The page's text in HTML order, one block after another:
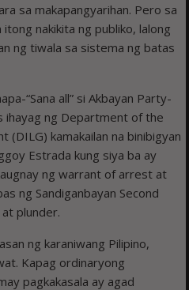
sa makapangyarihan. Pero sa
nakikita ng publiko, lalong
ng tiwala sa sistema ng batas
“Sana all” si Akbayan Party-
ihayag ng Department of the
(DILG) kamakailan na binibigyan
Estrada kung siya ba ay
ng warrant of arrest at
ng Sandiganbayan Second
plunder.
ng karaniwang Pilipino,
Kapag ordinaryong
pagkakasala ay agad